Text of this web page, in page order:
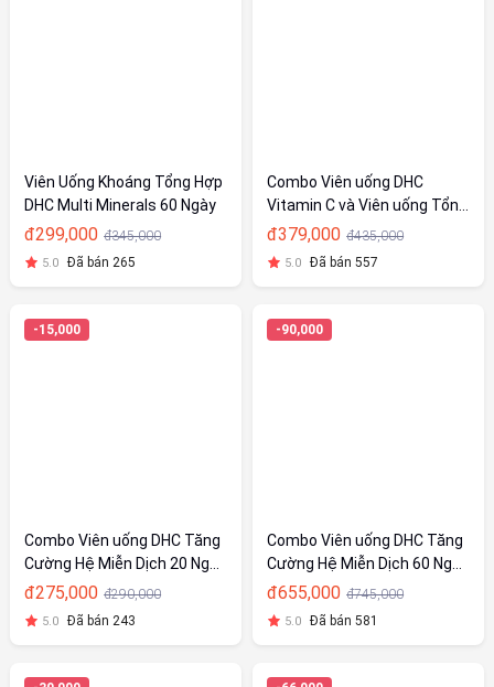
Viên Uống Khoáng Tổng Hợp
DHC Multi Minerals 60 Ngày
đ299,000 đ345,000
5.0 Đã bán 265
Combo Viên uống DHC
Vitamin C và Viên uống Tổng
hợp - Hỗ Trợ Sức Khoẻ 60
đ379,000 đ435,000
5.0 Đã bán 557
-15,000
Combo Viên uống DHC Tăng
Cường Hệ Miễn Dịch 20 Ngày
(Rau Củ & Multi Vitamin)
đ275,000 đ290,000
5.0 Đã bán 243
-90,000
Combo Viên uống DHC Tăng
Cường Hệ Miễn Dịch 60 Ngày
(Rau Củ & Multi Vitamin)
đ655,000 đ745,000
5.0 Đã bán 581